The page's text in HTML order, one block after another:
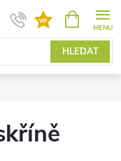
HLEDAT
NÁKUPNÍ
KOŠÍK